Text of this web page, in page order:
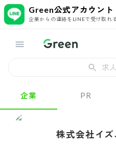
Green公式アカウント
企業からの連絡をLINEで受け取れる
求
企業 PR
株式会社イズ